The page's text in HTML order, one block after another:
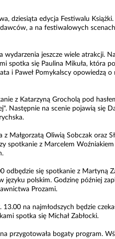
dziesiąta edycja Festiwalu Książki.
a na festiwalowych
wydarzenia jeszcze wiele atrakcji.
spotka się Paulina Mikuła, która
i Paweł Pomykalscy opowiedzą o
z Katarzyną Grocholą pod
Następnie na scenie pojawią się
Małgorzatą Oliwią Sobczak oraz
spotkanie z Marcelem Woźniakiem
odbędzie się spotkanie z Martyną
języku polskim. Godzinę później
Prozami.
na najmłodszych będzie
spotka się Michał Zabłocki.
przygotowała bogaty program.